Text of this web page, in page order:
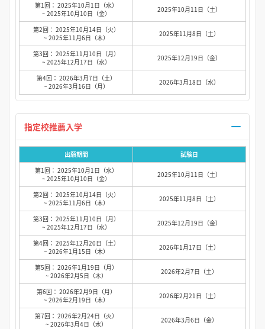
第1回： 2025年10月1日（水）
~ 2025年10月10日（金）
2025年10月11日（土）
第2回： 2025年10月14日（火）
~ 2025年11月6日（木）
2025年11月8日（土）
第3回： 2025年11月10日（月）
~ 2025年12月17日（水）
2025年12月19日（金）
第4回： 2026年3月7日（土）
~ 2026年3月16日（月）
2026年3月18日（水）
出願期間
試験日
第1回： 2025年10月1日（水）
~ 2025年10月10日（金）
2025年10月11日（土）
第2回： 2025年10月14日（火）
~ 2025年11月6日（木）
2025年11月8日（土）
第3回： 2025年11月10日（月）
~ 2025年12月17日（水）
2025年12月19日（金）
第4回： 2025年12月20日（土）
~ 2026年1月15日（木）
2026年1月17日（土）
第5回： 2026年1月19日（月）
~ 2026年2月5日（木）
2026年2月7日（土）
第6回： 2026年2月9日（月）
~ 2026年2月19日（木）
2026年2月21日（土）
第7回： 2026年2月24日（火）
~ 2026年3月4日（水）
2026年3月6日（金）